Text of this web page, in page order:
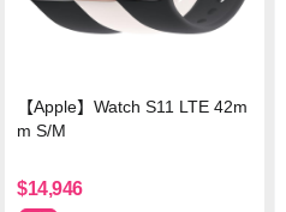
【Apple】Watch S11 LTE 42m
m S/M
$14,946